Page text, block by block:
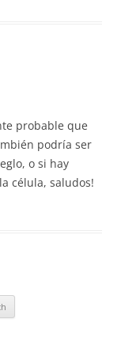
probable que
podría ser
o si hay
célula, saludos!